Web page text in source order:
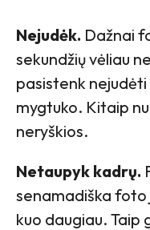
Nejudėk. Dažnai
sekundžių vėliau
pasistenk
mygtuko. Kitaip
neryškios.
Netaupyk kadrų.
senamadiška
kuo daugiau. Taip